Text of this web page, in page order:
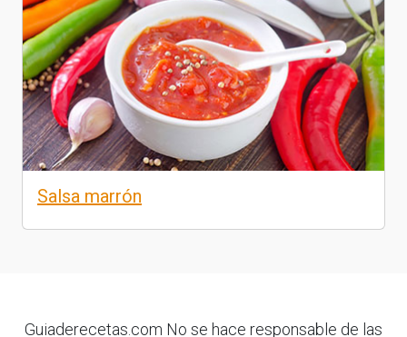
Salsa marrón
Guiaderecetas.com No se hace responsable de las